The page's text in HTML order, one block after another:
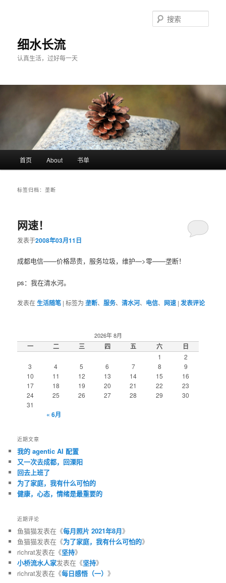
细水长流
认真生活，过好每一天
索
首页 About 书单
标签归档：垄断
网速！
发表于2008年03月11日
成都电信——价格昂贵，服务垃圾，维护—>零——垄断！
ps：我在清水河。
发表在生活随笔 |标签为 垄断、 服务、清水河、 电信、 网速 |发表评论
2026年 8月
一 二 三 四 五 六 日
1
2
3
4 5 6 7 8
9
10
11 12 13 14 15
16
17
18 19 20 21 22
23
24
25 26 27 28 29
30
31
« 6月
近期文章
我的 agentic AI 配置
又一次去成都，回溧阳
回去上班了
为了家庭，我有什么可怕的
健康，心态，情绪是最重要的
近期评论
鱼猫猫发表在《每月照片 2021年8月》
鱼猫猫发表在《为了家庭，我有什么可怕的》
richrat发表在《坚持》
小桥流水人家发表在《坚持》
richrat发表在《每日感悟（一）》